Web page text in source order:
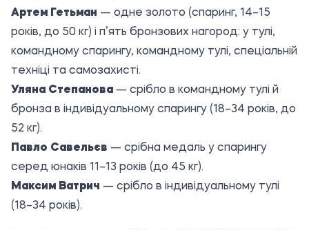
Артем Гетьман — одне золото (спаринг, 14–15
років, до 50 кг) і п’ять бронзових нагород: у тулі,
командному спарингу, командному тулі, спеціальній
техніці та самозахисті.
Уляна Степанова — срібло в командному тулі й
бронза в індивідуальному спарингу (18–34 років, до
52 кг).
Павло Савельєв — срібна медаль у спарингу
серед юнаків 11–13 років (до 45 кг).
Максим Ватрич — срібло в індивідуальному тулі
(18–34 років).